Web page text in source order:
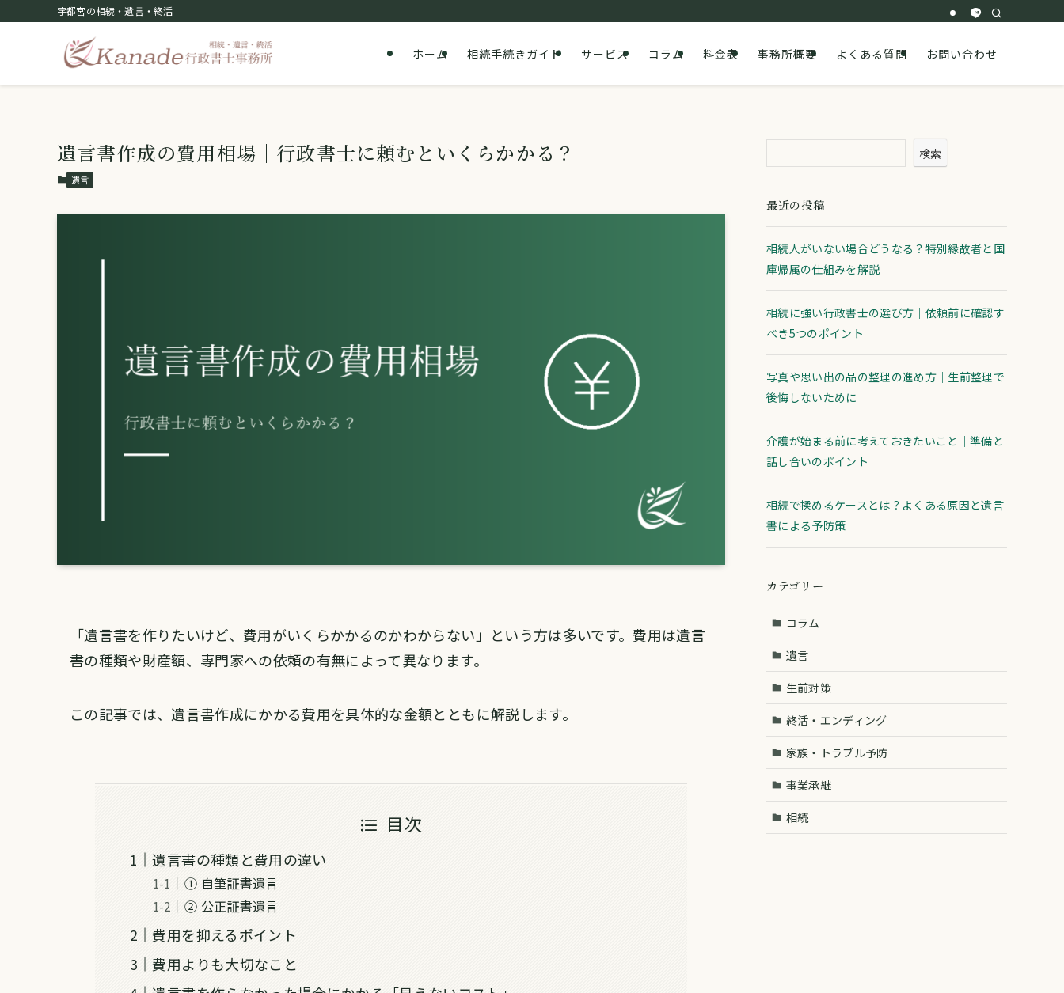
宇都宮の相続・遺言・終活
ホーム 相続手続きガイド サービス コラム 料金表 事務所概要 よくある質問 お問い合わせ
遺言書作成の費用相場｜行政書士に頼むといくらかかる？
遺言
「遺言書を作りたいけど、費用がいくらかかるのかわからない」という方は多いです。費用は遺言
書の種類や財産額、専門家への依頼の有無によって異なります。
この記事では、遺言書作成にかかる費用を具体的な金額とともに解説します。
目次
遺言書の種類と費用の違い
① 自筆証書遺言
② 公正証書遺言
費用を抑えるポイント
費用よりも大切なこと
検索
最近の投稿
相続人がいない場合どうなる？特別縁故者と国
庫帰属の仕組みを解説
相続に強い行政書士の選び方｜依頼前に確認す
べき5つのポイント
写真や思い出の品の整理の進め方｜生前整理で
後悔しないために
介護が始まる前に考えておきたいこと｜準備と
話し合いのポイント
相続で揉めるケースとは？よくある原因と遺言
書による予防策
カテゴリー
コラム
遺言
生前対策
終活・エンディング
家族・トラブル予防
事業承継
相続